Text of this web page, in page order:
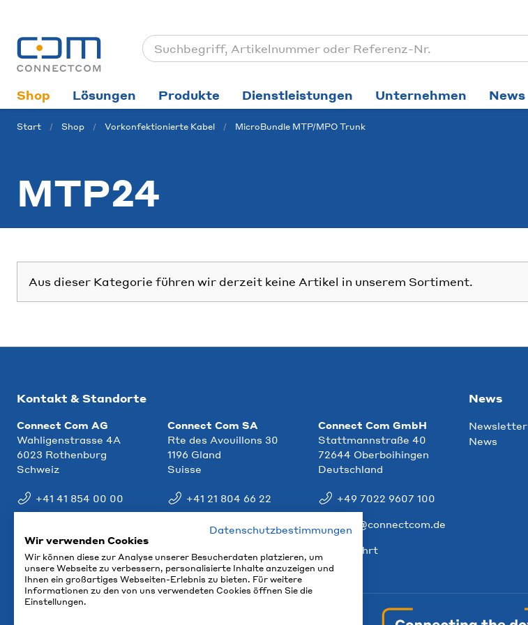
Shop Lösungen Produkte Dienstleistungen Unternehmen News
Start Shop Vorkonfektionierte Kabel MicroBundle MTP/MPO Trunk
MTP24
Aus dieser Kategorie führen wir derzeit keine Artikel in unserem Sortiment.
Kontakt & Standorte
Connect Com AG
Wahligenstrasse 4A
6023 Rothenburg
Schweiz
+41 41 854 00 00
Connect Com SA
Rte des Avouillons 30
1196 Gland
Suisse
+41 21 804 66 22
info@ccm.ch
Connect Com GmbH
Stattmannstraße 40
72644 Oberboihingen
Deutschland
+49 7022 9607 100
info@connectcom.de
Anfahrt
News
Newsletter
News
Datenschutzbestimmungen
Wir verwenden Cookies
Wir können diese zur Analyse unserer Besucherdaten platzieren, um
unsere Webseite zu verbessern, personalisierte Inhalte anzuzeigen und
Ihnen ein großartiges Webseiten-Erlebnis zu bieten. Für weitere
Informationen zu den von uns verwendeten Cookies öffnen Sie die
Einstellungen.